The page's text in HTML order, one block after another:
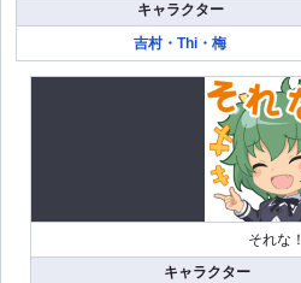
キャラクター
吉村・Thi・梅
それな！
キャラクター